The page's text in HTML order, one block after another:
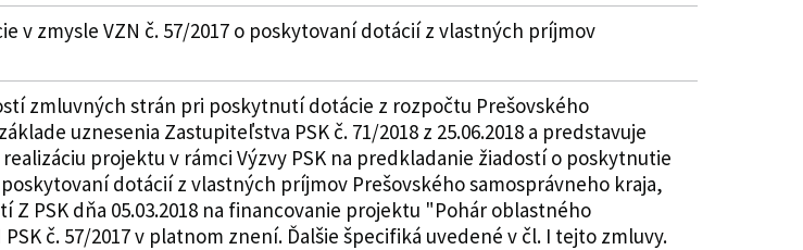
v zmysle VZN č. 57/2017 o poskytovaní dotácií z vlastných príjmov
zmluvných strán pri poskytnutí dotácie z rozpočtu Prešovského
uznesenia Zastupiteľstva PSK č. 71/2018 z 25.06.2018 a predstavuje
projektu v rámci Výzvy PSK na predkladanie žiadostí o poskytnutie
dotácií z vlastných príjmov Prešovského samosprávneho kraja,
Z PSK dňa 05.03.2018 na financovanie projektu "Pohár oblastného
č. 57/2017 v platnom znení. Ďalšie špecifiká uvedené v čl. I tejto zmluvy.